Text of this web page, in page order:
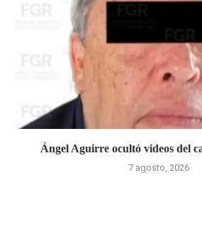
Ángel Aguirre ocultó videos del
7 agosto, 2026